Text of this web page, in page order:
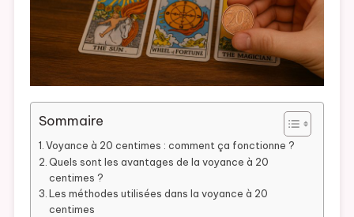
Sommaire
Voyance à 20 centimes : comment ça fonctionne ?
Quels sont les avantages de la voyance à 20
centimes ?
Les méthodes utilisées dans la voyance à 20
centimes